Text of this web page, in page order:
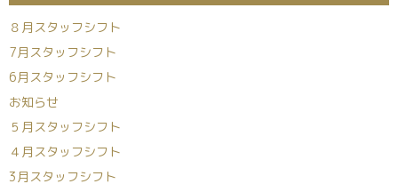
８月スタッフシフト
7月スタッフシフト
6月スタッフシフト
お知らせ
５月スタッフシフト
４月スタッフシフト
3月スタッフシフト